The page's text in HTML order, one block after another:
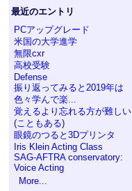
最近のエントリ
PCアップグレード
米国の大学進学
無限cxr
高校受験
Defense
振り返ってみると2019年は
色々学んで楽...
覚えるより忘れる方が難しい
(こともある)
眼鏡のつると3Dプリンタ
Iris Klein Acting Class
SAG-AFTRA conservatory:
Voice Acting
More...